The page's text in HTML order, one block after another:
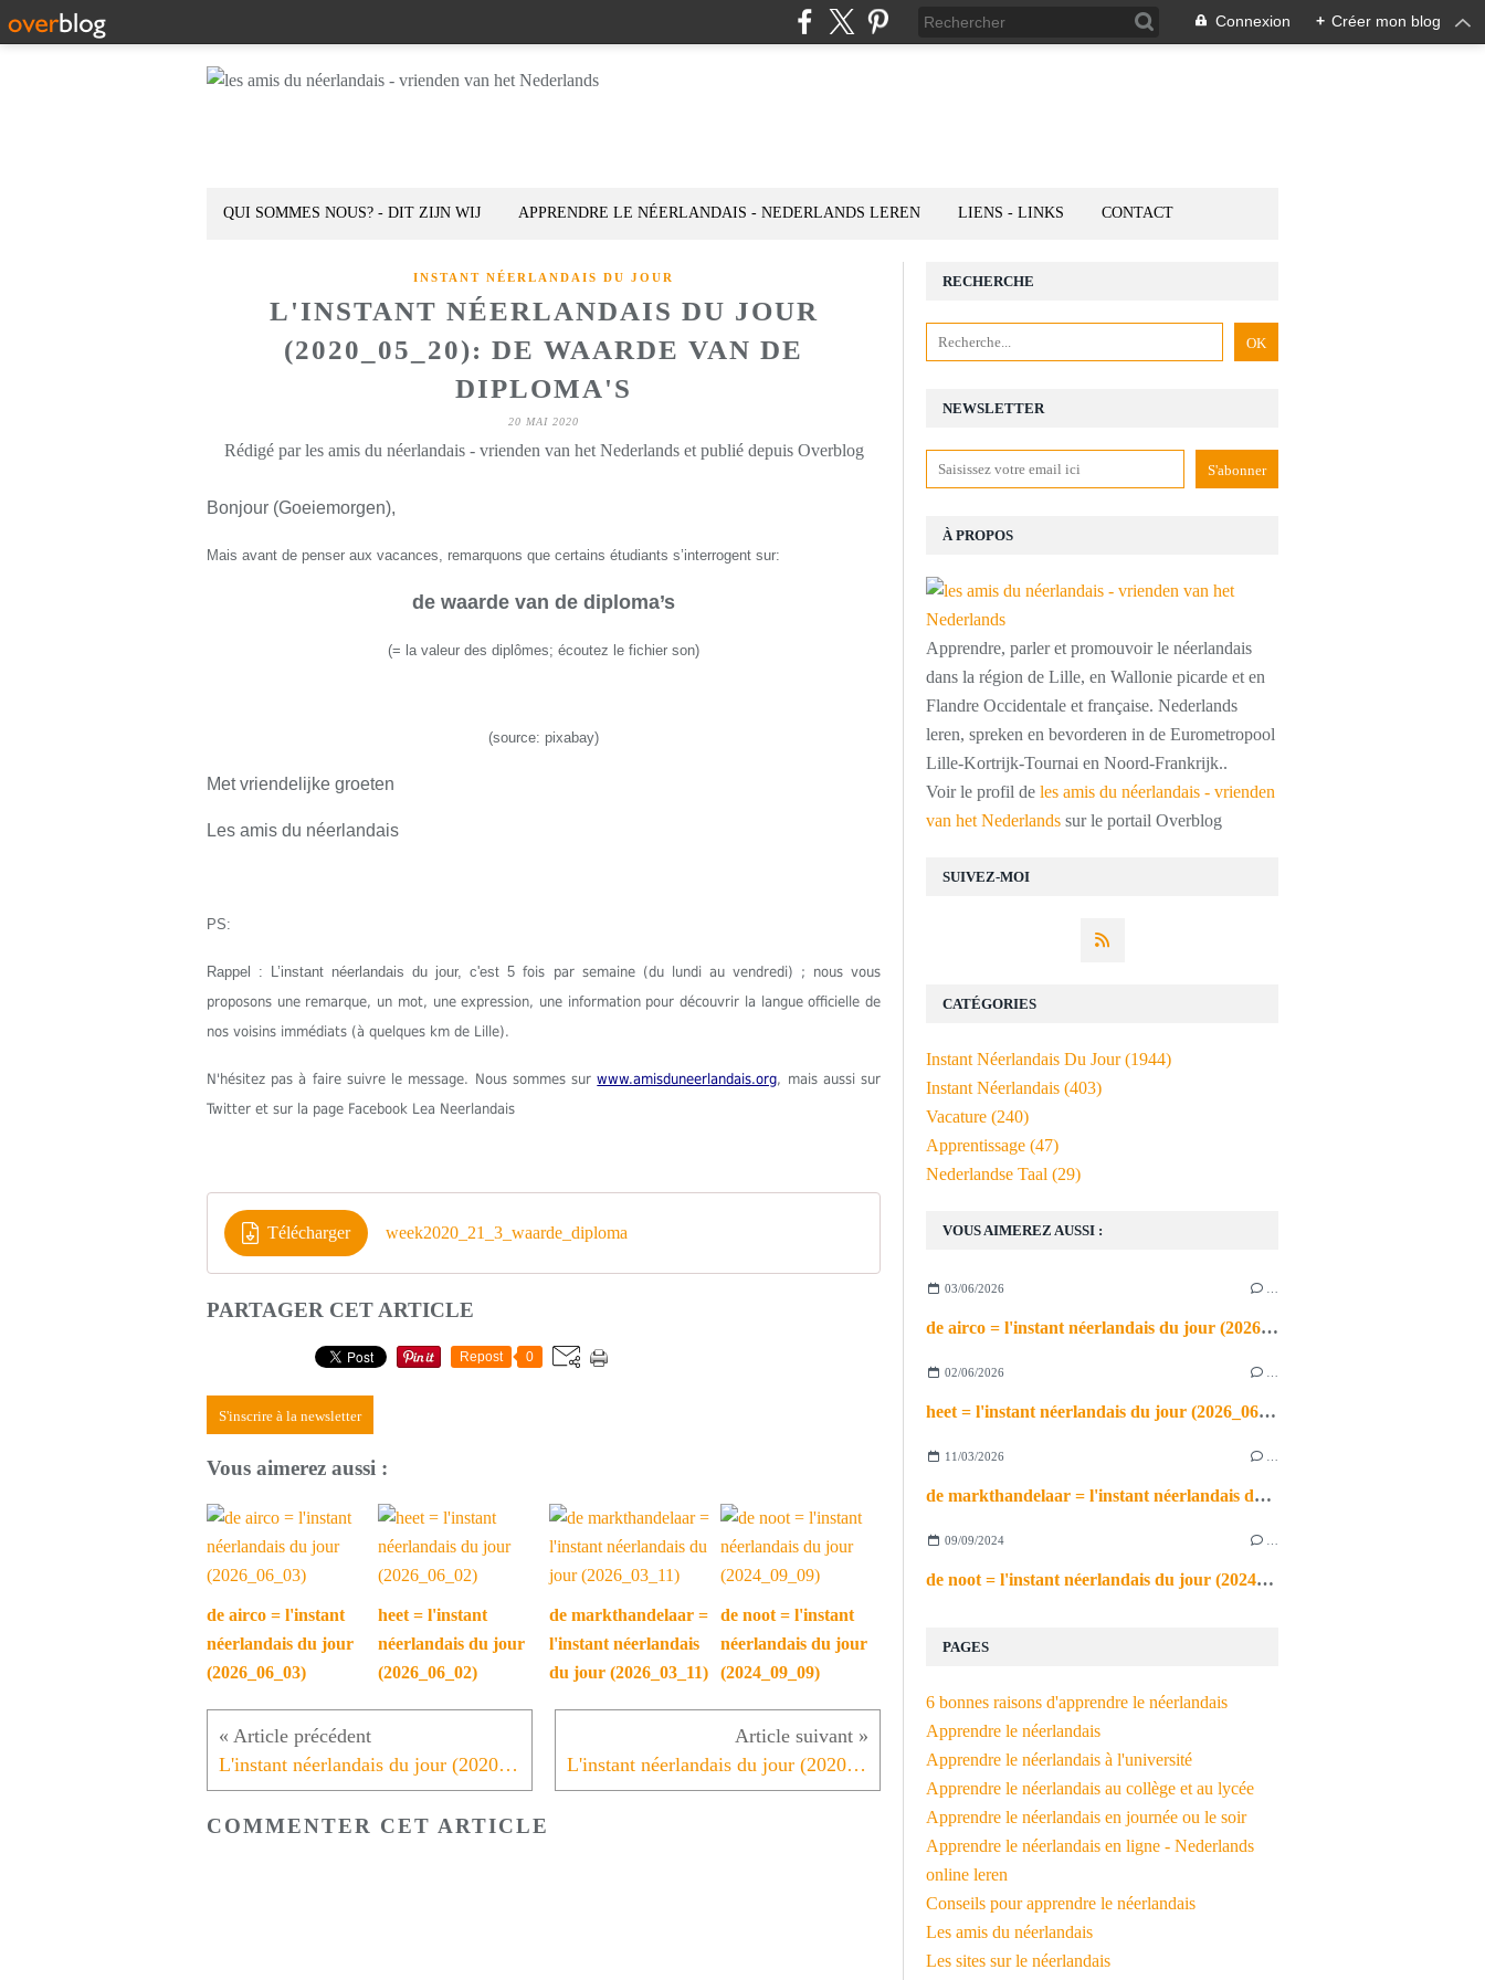
Connexion + Créer mon blog
QUI SOMMES NOUS? - DIT ZIJN WIJ APPRENDRE LE NÉERLANDAIS - NEDERLANDS LEREN LIENS - LINKS CONTACT
INSTANT NÉERLANDAIS DU JOUR
L'INSTANT NÉERLANDAIS DU JOUR
(2020_05_20): DE WAARDE VAN DE
DIPLOMA'S
20 MAI 2020
Rédigé par les amis du néerlandais - vrienden van het Nederlands et publié depuis Overblog
Bonjour (Goeiemorgen),
Mais avant de penser aux vacances, remarquons que certains étudiants s’interrogent sur:
de waarde van de diploma’s
(= la valeur des diplômes; écoutez le fichier son)
(source: pixabay)
Met vriendelijke groeten
Les amis du néerlandais
PS:
Rappel : L’instant néerlandais du jour, c'est 5fois par semaine (du lundi au vendredi) ; nous vous
proposons une remarque, un mot, une expression, une information pour découvrir la langue officielle de
nos voisins immédiats (à quelques km de Lille).
N'hésitez pas à faire suivre le message. Nous sommes surwww.amisduneerlandais.org, mais aussi sur
Twitter et sur la page Facebook Lea Neerlandais
Télécharger week2020_21_3_waarde_diploma
PARTAGER CET ARTICLE
Repost 0
S'inscrire à la newsletter
Vous aimerez aussi :
de airco = l'instant
néerlandais du jour
(2026_06_03)
heet = l'instant
néerlandais du jour
(2026_06_02)
de markthandelaar =
l'instant néerlandais
du jour (2026_03_11)
de noot = l'instant
néerlandais du jour
(2024_09_09)
L'instant néerlandais du jour (2020_05_19): hoeveel personen L'instant néerlandais du jour (2020_05_21): Hemelvaartsdag
COMMENTER CET ARTICLE
NEWSLETTER
SUIVEZ-MOI
RECHERCHE
À PROPOS
Apprendre, parler et promouvoir le néerlandais
dans la région de Lille, en Wallonie picarde et en
Flandre Occidentale et française. Nederlands
leren, spreken en bevorderen in de Eurometropool
Lille-Kortrijk-Tournai en Noord-Frankrijk..
Voir le profil de les amis du néerlandais - vrienden
van het Nederlands sur le portail Overblog
VOUS AIMEREZ AUSSI :
03/06/2026
de airco = l'instant néerlandais du jour (2026_06_03)
02/06/2026
heet = l'instant néerlandais du jour (2026_06_02)
11/03/2026
de markthandelaar = l'instant néerlandais du jour (2026_03_11)
09/09/2024
de noot = l'instant néerlandais du jour (2024_09_09)
PAGES
6 bonnes raisons d'apprendre le néerlandais
Apprendre le néerlandais
Apprendre le néerlandais à l'université
Apprendre le néerlandais au collège et au lycée
Apprendre le néerlandais en journée ou le soir
Apprendre le néerlandais en ligne - Nederlands
online leren
Conseils pour apprendre le néerlandais
Les amis du néerlandais
Les sites sur le néerlandais
CATÉGORIES
Instant Néerlandais Du Jour(1944)
Instant Néerlandais (403)
Vacature (240)
Apprentissage (47)
Nederlandse Taal (29)